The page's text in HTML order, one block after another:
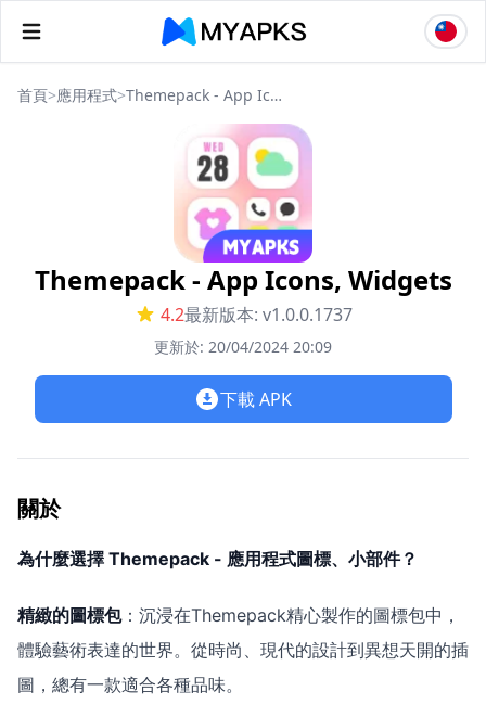
首頁>應用程式> Themepack - App Icons, Widgets
Themepack - App Icons, Widgets
4.2最新版本: v1.0.0.1737
更新於: 20/04/2024 20:09
下載 APK
關於
為什麼選擇 Themepack - 應用程式圖標、小部件？
精緻的圖標包：沉浸在Themepack精心製作的圖標包中，
體驗藝術表達的世界。從時尚、現代的設計到異想天開的插
圖，總有一款適合各種品味。